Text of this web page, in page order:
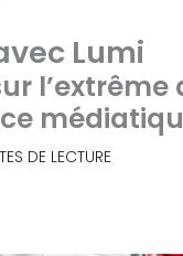
Lumi
l’extrême
DE LECTURE